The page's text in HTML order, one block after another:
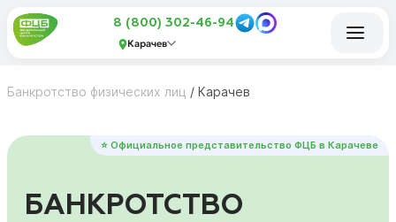
8 (800) 302-46-94
Карачев
Банкротство физических лиц / Карачев
⭐ Официальное представительство ФЦБ в Карачеве
БАНКРОТСТВО